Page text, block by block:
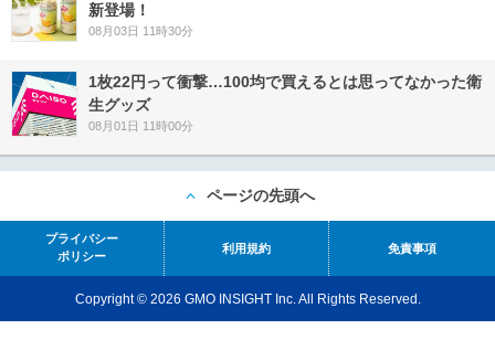
新登場！
08月03日 11時30分
1枚22円って衝撃…100均で買えるとは思ってなかった衛
生グッズ
08月01日 11時00分
ページの先頭へ
プライバシー
ポリシー
利用規約 免責事項
Copyright © 2026 GMO INSIGHT Inc. All Rights Reserved.